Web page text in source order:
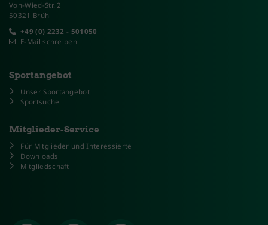
Von-Wied-Str. 2
50321 Brühl
+49 (0) 2232 - 501050
E-Mail schreiben
Sportangebot
Unser Sportangebot
Sportsuche
Mitglieder-Service
Für Mitglieder und Interessierte
Downloads
Mitgliedschaft